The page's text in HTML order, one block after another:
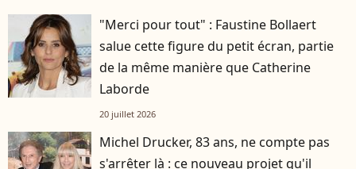
"Merci pour tout" : Faustine Bollaert
salue cette figure du petit écran, partie
de la même manière que Catherine
Laborde
20 juillet 2026
Michel Drucker, 83 ans, ne compte pas
s'arrêter là : ce nouveau projet qu'il